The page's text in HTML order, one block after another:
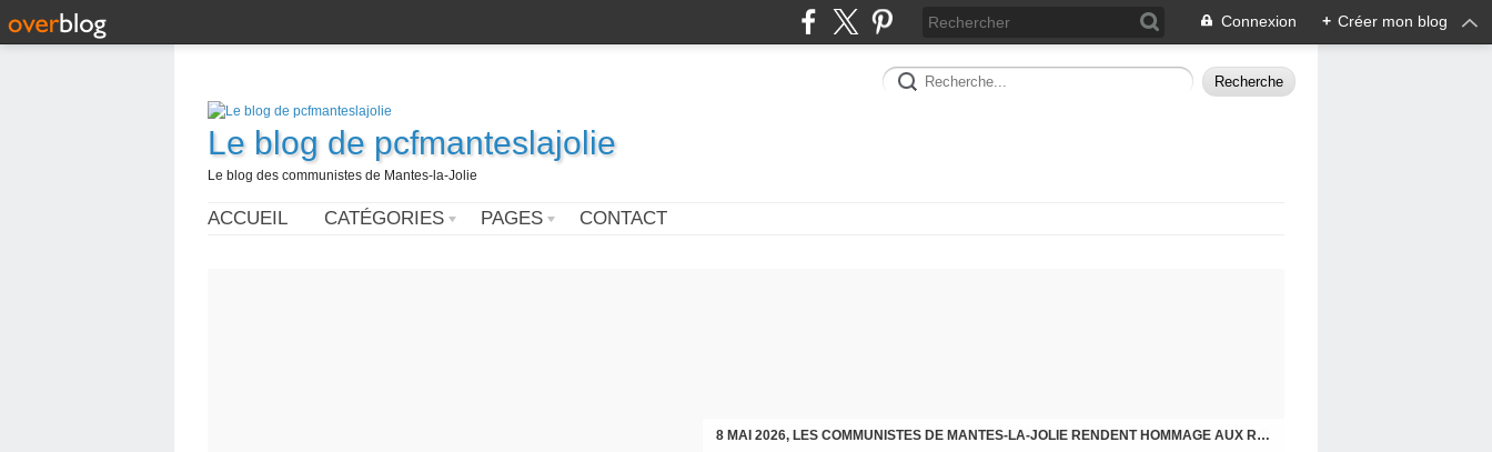
Connexion + Créer mon blog
Le blog de pcfmanteslajolie
Le blog des communistes de Mantes-la-Jolie
ACCUEIL CATÉGORIES PAGES CONTACT
8 MAI 2026, LES COMMUNISTES DE MANTES-LA-JOLIE RENDENT HOMMAGE AUX RÉSISTANTS.
VOEUX DES COMMUNISTES DIMANCHE DERNIER. COMPRENDRE POUR AGIR